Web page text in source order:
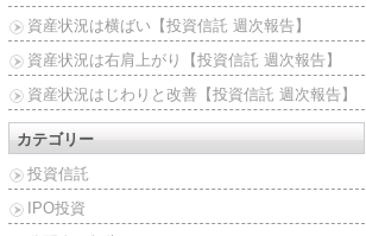
資産状況は横ばい【投資信託 週次報告】
資産状況は右肩上がり【投資信託 週次報告】
資産状況はじわりと改善【投資信託 週次報告】
カテゴリー
投資信託
IPO投資